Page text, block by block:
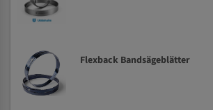
Flexback Bandsägeblätter